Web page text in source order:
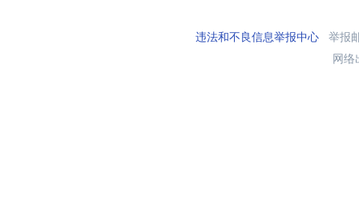
违法和不良信息举报中心举报
网